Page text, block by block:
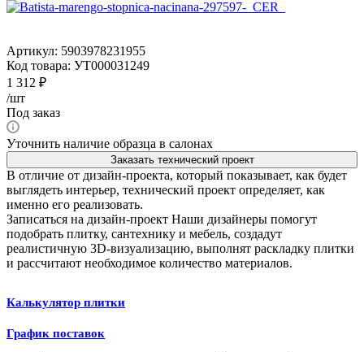
Артикул: 5903978231955
Код товара: УТ000031249
1 312 ₽
/шт
Под заказ
Уточнить наличие образца в салонах
Заказать технический проект
В отличие от дизайн-проекта, который показывает, как будет
выглядеть интерьер, технический проект определяет, как
именно его реализовать.
Записаться на дизайн-проект Наши дизайнеры помогут
подобрать плитку, сантехнику и мебель, создадут
реалистичную 3D-визуализацию, выполнят раскладку плитки
и рассчитают необходимое количество материалов.
Калькулятор плитки
График поставок